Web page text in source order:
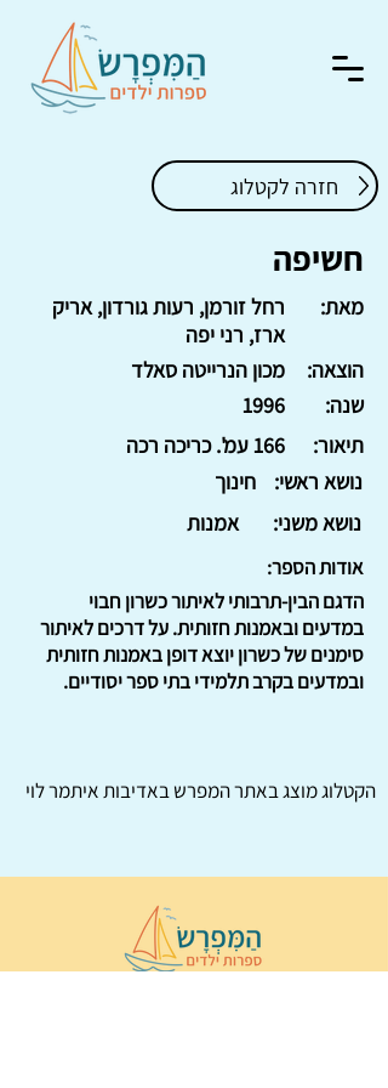
חזרה לקטלוג
חשיפה
רחל זורמן, רעות גורדון, אריק
ארז, רני יפה
מאת:
מכון הנרייטה סאלד
הוצאה:
1996
שנה:
166 עמ'. כריכה רכה
תיאור:
חינוך
נושא ראשי:
אמנות
נושא משני:
אודות הספר:
הדגם הבין-תרבותי לאיתור כשרון חבוי
במדעים ובאמנות חזותית. על דרכים לאיתור
סימנים של כשרון יוצא דופן באמנות חזותית
ובמדעים בקרב תלמידי בתי ספר יסודיים.
הקטלוג מוצג באתרהמפרשבאדיבות איתמר לוי